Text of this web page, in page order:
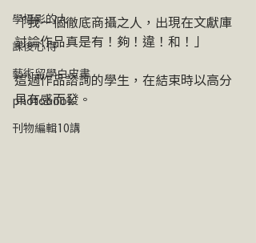
學攝影的人
課後心得
藝術留學白皮書
photobook
刊物編輯10講
「我一個徹底商攝之人，出現在文獻庫
討論作品真是有！夠！違！和！」
這週作品諮詢的學生，在結束時以高分
貝有感而發。